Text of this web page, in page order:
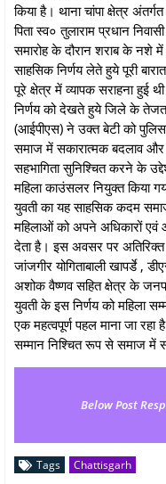
किया है। थाना चांपा क्षेत्र
पिता स्व० तुलाराम प्रधान
समारोह के दौरान शराब के
साहसिक निर्णय लेते हुये पूरी
पूरे क्षेत्र में व्यापक सराहना हुई
निर्णय को देखते हुये जिले के
(आईपीएस) ने उक्त बेटी को पुलिस
समाज में सकारात्मक बदलाव और
सहभागिता सुनिश्चित करने के
महिला काउंसलर नियुक्त किया
युवती का यह साहसिक कदम
महिलाओं को अपने अधिकारों
देता है। इस अवसर पर
जांजगीर योगिताबाली खापर्डे ,
अशोक वैष्णव सहित क्षेत्र के
युवती के इस निर्णय को महिला
एक महत्वपूर्ण पहल माना जा रहा
सम्मान निश्चित रूप से समाज में
Below Post
Tags Chattisgarh